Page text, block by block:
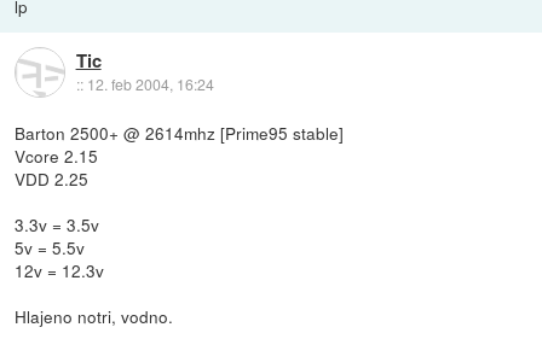
lp
Tic
:: 12. feb 2004, 16:24
Barton 2500+ @ 2614mhz [Prime95 stable]
Vcore 2.15
VDD 2.25
3.3v = 3.5v
5v = 5.5v
12v = 12.3v
Hlajeno notri, vodno.